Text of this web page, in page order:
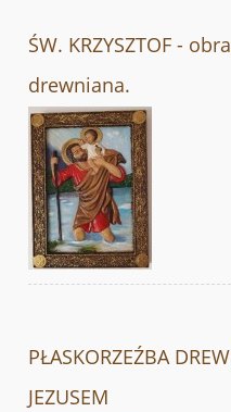
ŚW. KRZYSZTOF -
drewniana.
PŁASKORZEŹBA
JEZUSEM